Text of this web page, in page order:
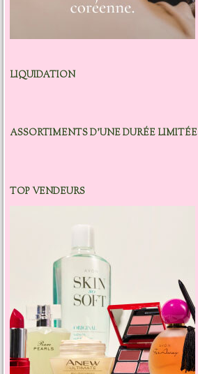
LIQUIDATION
ASSORTIMENTS D’UNE DURÉE LIMITÉE
TOP VENDEURS